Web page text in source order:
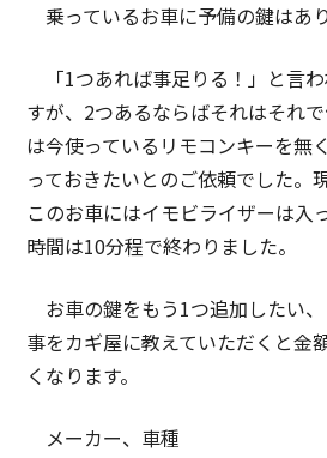
乗っているお車に予備の鍵はあ
「1つあれば事足りる！」と言
すが、2つあるならばそれはそれ
は今使っているリモコンキーを無
っておきたいとのご依頼でした。
このお車にはイモビライザーは入
時間は10分程で終わりました。
お車の鍵をもう1つ追加したい
事をカギ屋に教えていただくと金
くなります。
メーカー、車種